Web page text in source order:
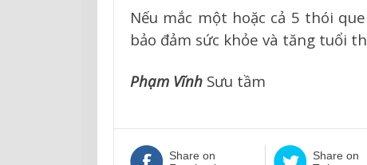
Nếu mắc một hoặc cả 5 thói
bảo đảm sức khỏe và tăng tuổi
Phạm Vĩnh Sưu tầm
Share on
Share on